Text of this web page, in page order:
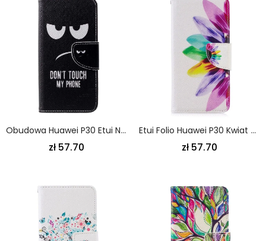
Obudowa Huawei P30 Etui Na Telefon Nie Dotykaj Mojego Telefonu
zł 57.70
Etui Folio Huawei P30 Kwiat Akwareli
zł 57.70